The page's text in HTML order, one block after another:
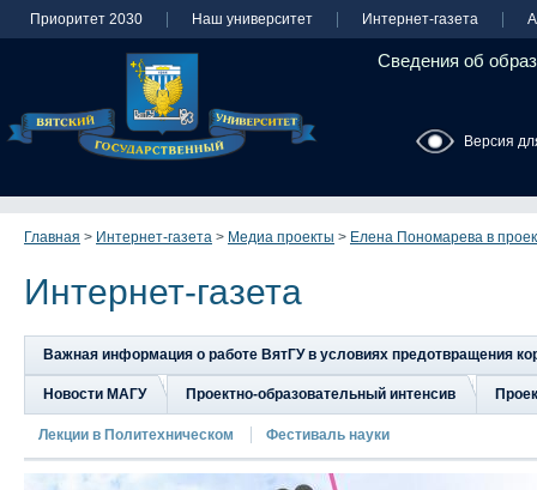
Приоритет 2030 Наш университет Интернет-газета
Сведения об
Версия
Главная > Интернет-газета > Медиа проекты > Елена Пономарева в
Интернет-газета
Важная информация о работе ВятГУ в условиях предотвращения
Новости МАГУ Проектно-образовательный интенсив
Лекции в Политехническом Фестиваль науки